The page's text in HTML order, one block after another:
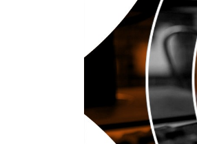
Digital transformation
Cyber Security: sicurezza
informatica aziendale